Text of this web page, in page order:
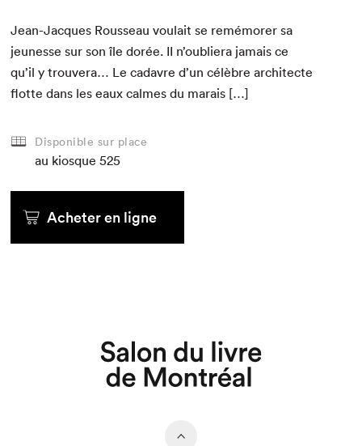
Jean-Jacques Rousseau voulait se remé­mor­er sa
jeunesse sur son île dorée. II n’ou­bliera jamais ce
qu’il y trou­vera… Le cadavre d’un célèbre archi­tecte
flotte dans les eaux calmes du marais […]
Disponible sur place
au kiosque 525
Acheter en ligne